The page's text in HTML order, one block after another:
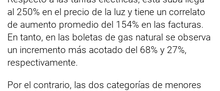
al 250% en el precio de la luz y tiene un correlato
de aumento promedio del 154% en las facturas.
En tanto, en las boletas de gas natural se observa
un incremento más acotado del 68% y 27%,
respectivamente.
Por el contrario, las dos categorías de menores